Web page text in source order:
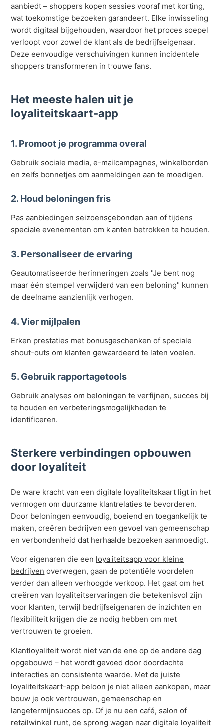
aanbiedt – shoppers kopen sessies vooraf met korting,
wat toekomstige bezoeken garandeert. Elke inwisseling
wordt digitaal bijgehouden, waardoor het proces soepel
verloopt voor zowel de klant als de bedrijfseigenaar.
Deze eenvoudige verschuivingen kunnen incidentele
shoppers transformeren in trouwe fans.
Het meeste halen uit je
loyaliteitskaart-app
1. Promoot je programma overal
Gebruik sociale media, e-mailcampagnes, winkelborden
en zelfs bonnetjes om aanmeldingen aan te moedigen.
2. Houd beloningen fris
Pas aanbiedingen seizoensgebonden aan of tijdens
speciale evenementen om klanten betrokken te houden.
3. Personaliseer de ervaring
Geautomatiseerde herinneringen zoals "Je bent nog
maar één stempel verwijderd van een beloning" kunnen
de deelname aanzienlijk verhogen.
4. Vier mijlpalen
Erken prestaties met bonusgeschenken of speciale
shout-outs om klanten gewaardeerd te laten voelen.
5. Gebruik rapportagetools
Gebruik analyses om beloningen te verfijnen, succes bij
te houden en verbeteringsmogelijkheden te
identificeren.
Sterkere verbindingen opbouwen
door loyaliteit
De ware kracht van een digitale loyaliteitskaart ligt in het
vermogen om duurzame klantrelaties te bevorderen.
Door beloningen eenvoudig, boeiend en toegankelijk te
maken, creëren bedrijven een gevoel van gemeenschap
en verbondenheid dat herhaalde bezoeken aanmoedigt.
Voor eigenaren die een loyaliteitsapp voor kleine
bedrijven overwegen, gaan de potentiële voordelen
verder dan alleen verhoogde verkoop. Het gaat om het
creëren van loyaliteitservaringen die betekenisvol zijn
voor klanten, terwijl bedrijfseigenaren de inzichten en
flexibiliteit krijgen die ze nodig hebben om met
vertrouwen te groeien.
Klantloyaliteit wordt niet van de ene op de andere dag
opgebouwd – het wordt gevoed door doordachte
interacties en consistente waarde. Met de juiste
loyaliteitskaart-app beloon je niet alleen aankopen, maar
bouw je ook vertrouwen, gemeenschap en
langetermijnsucces op. Of je nu een café, salon of
retailwinkel runt, de sprong wagen naar digitale loyaliteit